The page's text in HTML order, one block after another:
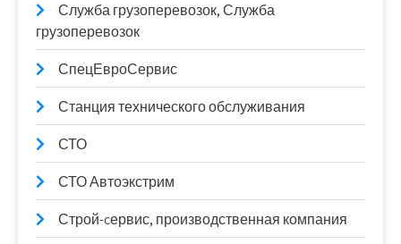
Служба грузоперевозок, Служба
грузоперевозок
СпецЕвроСервис
Станция технического обслуживания
СТО
СТО Автоэкстрим
Строй-cервис, производственная компания